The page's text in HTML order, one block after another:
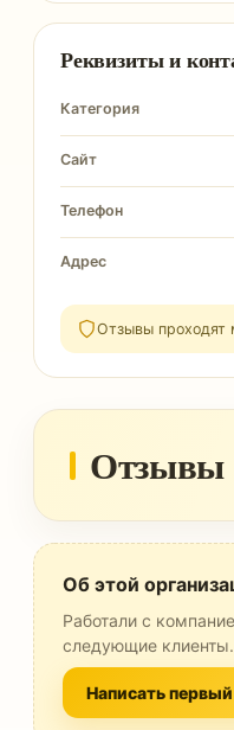
Реквизиты и
Категория
Сайт
Телефон
Адрес
Отзывы проходят
Отзывы
Об этой
Работали с
следующие клиенты.
Написать